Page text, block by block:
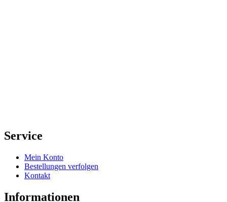
Service
Mein Konto
Bestellungen verfolgen
Kontakt
Informationen